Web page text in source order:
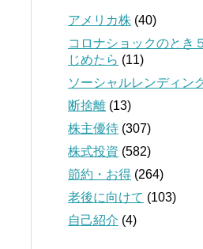
アメリカ株 (40)
コロナショックのとき
じめたら (11)
ソーシャルレンディン
断捨離 (13)
株主優待 (307)
株式投資 (582)
節約・お得 (264)
老後に向けて (103)
自己紹介 (4)